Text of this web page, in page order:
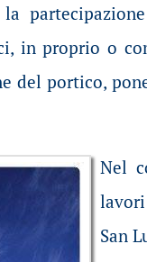
in proprio o
del portico,
Nel
San